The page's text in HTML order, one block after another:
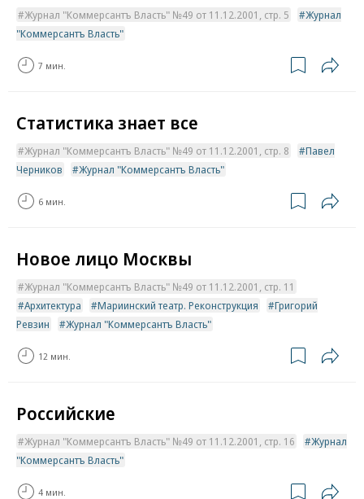
Журнал "Коммерсантъ Власть" №49 от 11.12.2001, стр. 5
Журнал
"Коммерсантъ Власть"
7 мин.
Статистика знает все
Журнал "Коммерсантъ Власть" №49 от 11.12.2001, стр. 8
Павел
Черников
Журнал "Коммерсантъ Власть"
6 мин.
Новое лицо Москвы
Журнал "Коммерсантъ Власть" №49 от 11.12.2001, стр. 11
Архитектура
Мариинский театр. Реконструкция
Григорий
Ревзин
Журнал "Коммерсантъ Власть"
12 мин.
Российские
Журнал "Коммерсантъ Власть" №49 от 11.12.2001, стр. 16
Журнал
"Коммерсантъ Власть"
4 мин.